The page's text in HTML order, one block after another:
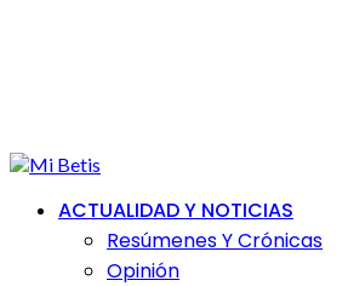
ACTUALIDAD Y NOTICIAS
Resúmenes Y Crónicas
Opinión